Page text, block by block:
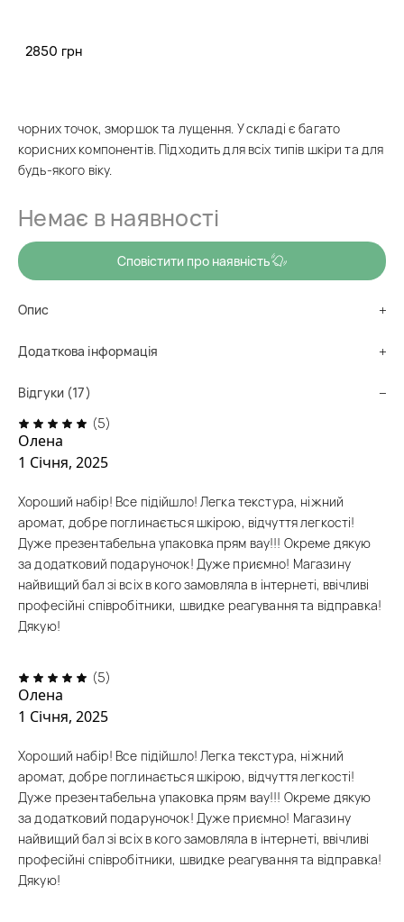
2850 грн
Комплексний догляд, оновлює дерму, очищує, зволожує,
чорних точок, зморшок та лущення. У складі є багато
корисних компонентів. Підходить для всіх типів шкіри та для
будь-якого віку.
Немає в наявності
Сповістити про наявність
Опис
Додаткова інформація
Відгуки (17)
(5)
Олена
1 Січня, 2025
Хороший набір! Все підійшло! Легка текстура, ніжний
аромат, добре поглинається шкірою, відчуття легкості!
Дуже презентабельна упаковка прям вау!!! Окреме дякую
за додатковий подаруночок! Дуже приємно! Магазину
найвищий бал зі всіх в кого замовляла в інтернеті, ввічливі
професійні співробітники, швидке реагування та відправка!
Дякую!
(5)
Олена
1 Січня, 2025
Хороший набір! Все підійшло! Легка текстура, ніжний
аромат, добре поглинається шкірою, відчуття легкості!
Дуже презентабельна упаковка прям вау!!! Окреме дякую
за додатковий подаруночок! Дуже приємно! Магазину
найвищий бал зі всіх в кого замовляла в інтернеті, ввічливі
професійні співробітники, швидке реагування та відправка!
Дякую!